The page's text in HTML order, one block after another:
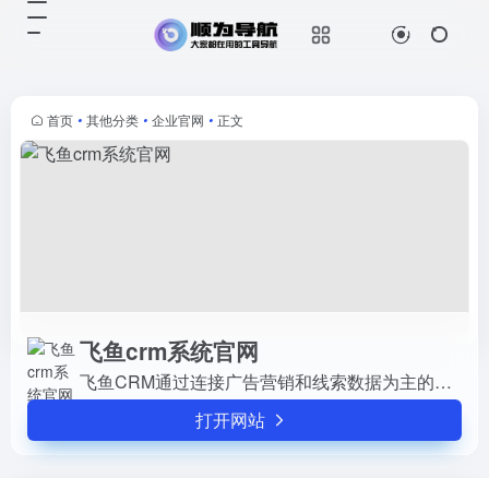
首页 • 其他分类 • 企业官网 • 正文
飞鱼crm系统官网
飞鱼CRM通过连接广告营销和线索数据为主的网站。
打开网站